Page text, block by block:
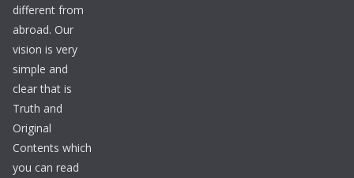
different from
abroad. Our
vision is very
simple and
clear that is
Truth and
Original
Contents which
you can read